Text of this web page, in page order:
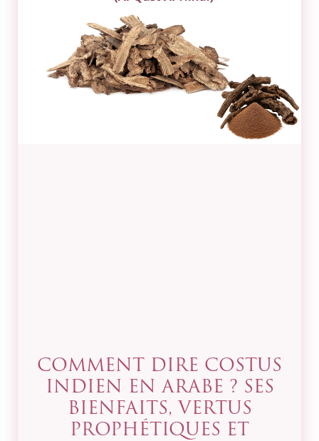
COMMENT DIRE COSTUS
INDIEN EN ARABE ? SES
BIENFAITS, VERTUS
PROPHÉTIQUES ET